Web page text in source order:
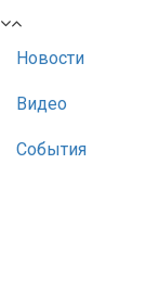
Новости
Видео
События